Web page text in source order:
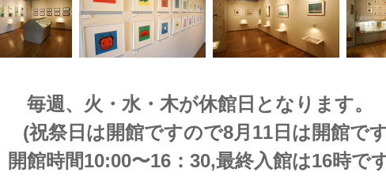
毎週、火・水・木が休館日となります。
(祝祭日は開館ですので8月11日は開館で
開館時間10:00〜16：30,最終入館は16時で